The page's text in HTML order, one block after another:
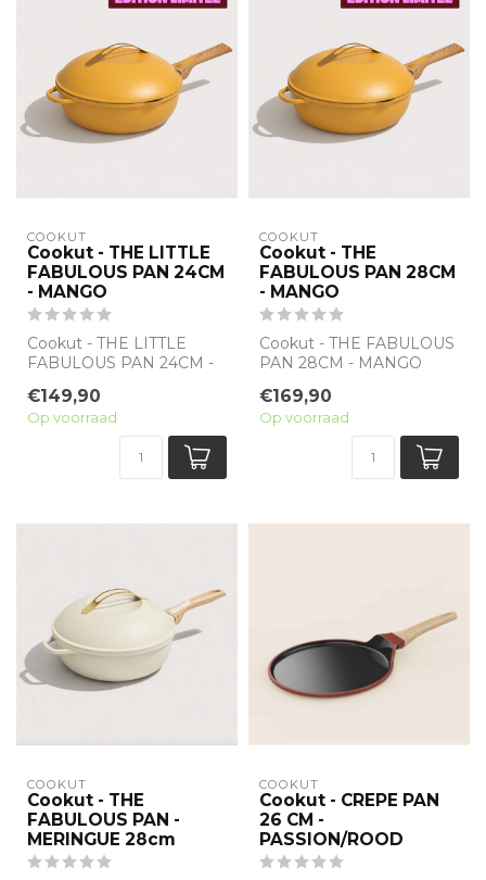
COOKUT
Cookut - THE LITTLE
FABULOUS PAN 24CM
- MANGO
Cookut - THE LITTLE
FABULOUS PAN 24CM -
Deze pan is zoveel meer
dan een n...
€149,90
Op voorraad
COOKUT
Cookut - THE
FABULOUS PAN 28CM
- MANGO
Cookut - THE FABULOUS
PAN 28CM - MANGO
dan een normale ...
€169,90
Op voorraad
COOKUT
Cookut - THE
FABULOUS PAN -
MERINGUE 28cm
COOKUT
Cookut - CREPE PAN
26 CM -
PASSION/ROOD